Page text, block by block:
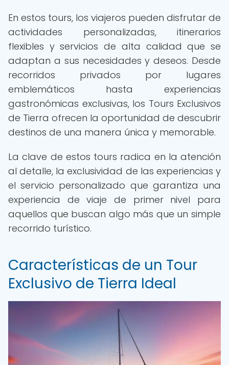
En estos tours, los viajeros pueden disfrutar de
actividades personalizadas, itinerarios
flexibles y servicios de alta calidad que se
adaptan a sus necesidades y deseos. Desde
recorridos privados por lugares
emblemáticos hasta experiencias
gastronómicas exclusivas, los Tours Exclusivos
de Tierra ofrecen la oportunidad de descubrir
destinos de una manera única y memorable.
La clave de estos tours radica en la atención
al detalle, la exclusividad de las experiencias y
el servicio personalizado que garantiza una
experiencia de viaje de primer nivel para
aquellos que buscan algo más que un simple
recorrido turístico.
Características de un Tour
Exclusivo de Tierra Ideal